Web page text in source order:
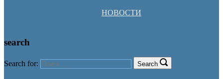
НОВОСТИ
search
Search for: Search